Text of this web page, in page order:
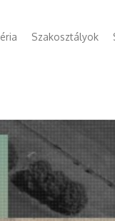
Szakosztályok